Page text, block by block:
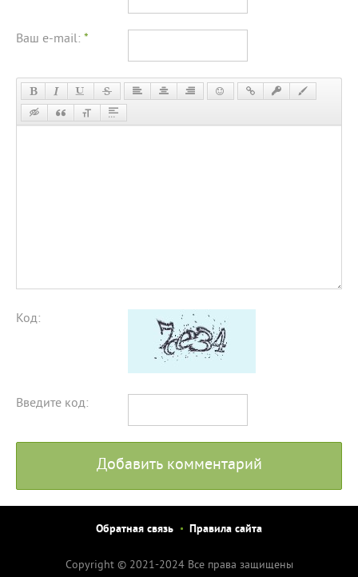
Ваш e-mail: *
Код:
Введите код:
Добавить комментарий
Обратная связь Правила сайта
Copyright © 2021-2024 Все права защищены